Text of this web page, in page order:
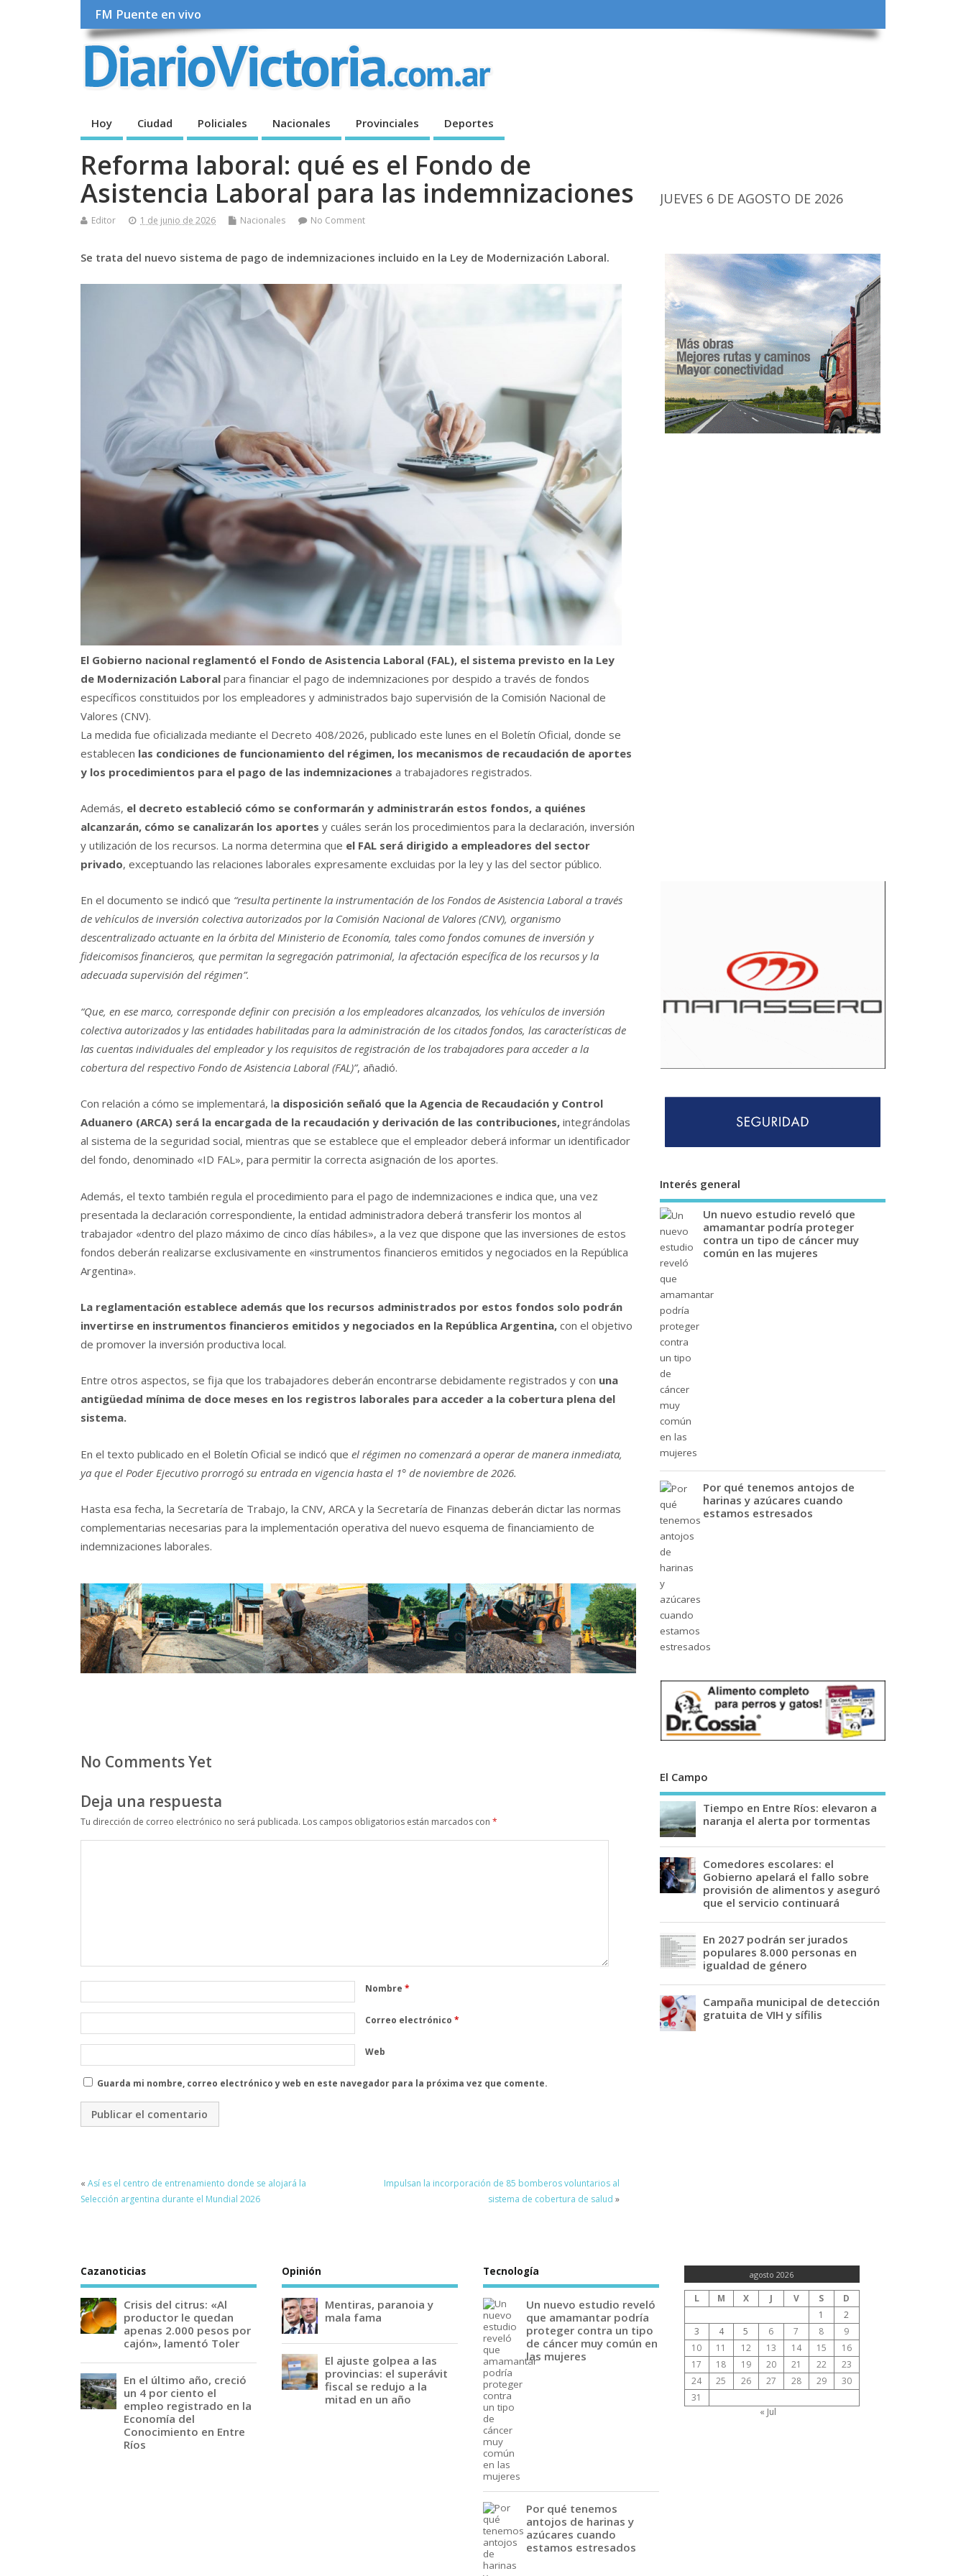
FM Puente en vivo
Hoy Ciudad Policiales Nacionales Provinciales Deportes
Reforma laboral: qué es el Fondo de
Asistencia Laboral para las indemnizaciones
Editor 1 de junio de 2026 Nacionales No Comment
Se trata del nuevo sistema de pago de indemnizaciones incluido en la Ley de Modernización Laboral.
El Gobierno nacional reglamentó el Fondo de Asistencia Laboral (FAL), el sistema previsto en la Ley
de Modernización Laboral para financiar el pago de indemnizaciones por despido a través de fondos
específicos constituidos por los empleadores y administrados bajo supervisión de la Comisión Nacional de
Valores (CNV).
La medida fue oficializada mediante el Decreto 408/2026, publicado este lunes en el Boletín Oficial, donde se
establecen las condiciones de funcionamiento del régimen, los mecanismos de recaudación de aportes
y los procedimientos para el pago de las indemnizaciones a trabajadores registrados.
Además, el decreto estableció cómo se conformarán y administrarán estos fondos, a quiénes
alcanzarán, cómo se canalizarán los aportes y cuáles serán los procedimientos para la declaración, inversión
y utilización de los recursos. La norma determina que el FAL será dirigido a empleadores del sector
privado, exceptuando las relaciones laborales expresamente excluidas por la ley y las del sector público.
En el documento se indicó que “resulta pertinente la instrumentación de los Fondos de Asistencia Laboral a través
de vehículos de inversión colectiva autorizados por la Comisión Nacional de Valores (CNV), organismo
descentralizado actuante en la órbita del Ministerio de Economía, tales como fondos comunes de inversión y
fideicomisos financieros, que permitan la segregación patrimonial, la afectación específica de los recursos y la
adecuada supervisión del régimen”.
“Que, en ese marco, corresponde definir con precisión a los empleadores alcanzados, los vehículos de inversión
colectiva autorizados y las entidades habilitadas para la administración de los citados fondos, las características de
las cuentas individuales del empleador y los requisitos de registración de los trabajadores para acceder a la
cobertura del respectivo Fondo de Asistencia Laboral (FAL)”, añadió.
Con relación a cómo se implementará, la disposición señaló que la Agencia de Recaudación y Control
Aduanero (ARCA) será la encargada de la recaudación y derivación de las contribuciones, integrándolas
al sistema de la seguridad social, mientras que se establece que el empleador deberá informar un identificador
del fondo, denominado «ID FAL», para permitir la correcta asignación de los aportes.
Además, el texto también regula el procedimiento para el pago de indemnizaciones e indica que, una vez
presentada la declaración correspondiente, la entidad administradora deberá transferir los montos al
trabajador «dentro del plazo máximo de cinco días hábiles», a la vez que dispone que las inversiones de estos
fondos deberán realizarse exclusivamente en «instrumentos financieros emitidos y negociados en la República
Argentina».
La reglamentación establece además que los recursos administrados por estos fondos solo podrán
invertirse en instrumentos financieros emitidos y negociados en la República Argentina, con el objetivo
de promover la inversión productiva local.
Entre otros aspectos, se fija que los trabajadores deberán encontrarse debidamente registrados y con una
antigüedad mínima de doce meses en los registros laborales para acceder a la cobertura plena del
sistema.
En el texto publicado en el Boletín Oficial se indicó que el régimen no comenzará a operar de manera inmediata,
ya que el Poder Ejecutivo prorrogó su entrada en vigencia hasta el 1° de noviembre de 2026.
Hasta esa fecha, la Secretaría de Trabajo, la CNV, ARCA y la Secretaría de Finanzas deberán dictar las normas
complementarias necesarias para la implementación operativa del nuevo esquema de financiamiento de
indemnizaciones laborales.
No Comments Yet
Deja una respuesta
Tu dirección de correo electrónico no será publicada. Los campos obligatorios están marcados con *
Nombre *
Correo electrónico *
Web
Guarda mi nombre, correo electrónico y web en este navegador para la próxima vez que comente.
« Así es el centro de entrenamiento donde se alojará la
Selección argentina durante el Mundial 2026
Impulsan la incorporación de 85 bomberos voluntarios al
sistema de cobertura de salud »
JUEVES 6 DE AGOSTO DE 2026
Interés general
Un nuevo estudio reveló que
amamantar podría proteger
contra un tipo de cáncer muy
común en las mujeres
Por qué tenemos antojos de
harinas y azúcares cuando
estamos estresados
El Campo
Tiempo en Entre Ríos: elevaron a
naranja el alerta por tormentas
Comedores escolares: el
Gobierno apelará el fallo sobre
provisión de alimentos y aseguró
que el servicio continuará
En 2027 podrán ser jurados
populares 8.000 personas en
igualdad de género
Campaña municipal de detección
gratuita de VIH y sífilis
Cazanoticias
Crisis del citrus: «Al
productor le quedan
apenas 2.000 pesos por
cajón», lamentó Toler
En el último año, creció
un 4 por ciento el
empleo registrado en la
Economía del
Conocimiento en Entre
Ríos
Opinión
Mentiras, paranoia y
mala fama
El ajuste golpea a las
provincias: el superávit
fiscal se redujo a la
mitad en un año
Tecnología
Un nuevo estudio reveló
que amamantar podría
proteger contra un tipo
de cáncer muy común en
las mujeres
Por qué tenemos
antojos de harinas y
azúcares cuando
estamos estresados
agosto 2026
L M X J V S
D
1
2
3
4 5 6 7 8
9
10
11 12 13 14 15
16
17
18 19 20 21 22
23
24
25 26 27 28 29
30
31
« Jul